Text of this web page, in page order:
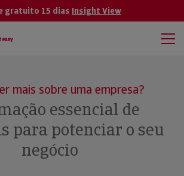
gratuito 15 dias Insight View
mais sobre uma empresa?
essencial de
para potenciar o seu
negócio